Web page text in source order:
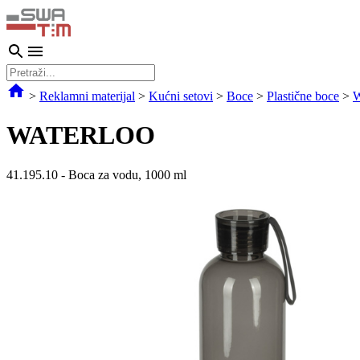
> Reklamni materijal > Kućni setovi > Boce > Plastične boce >
WATERLOO
41.195.10 - Boca za vodu, 1000 ml